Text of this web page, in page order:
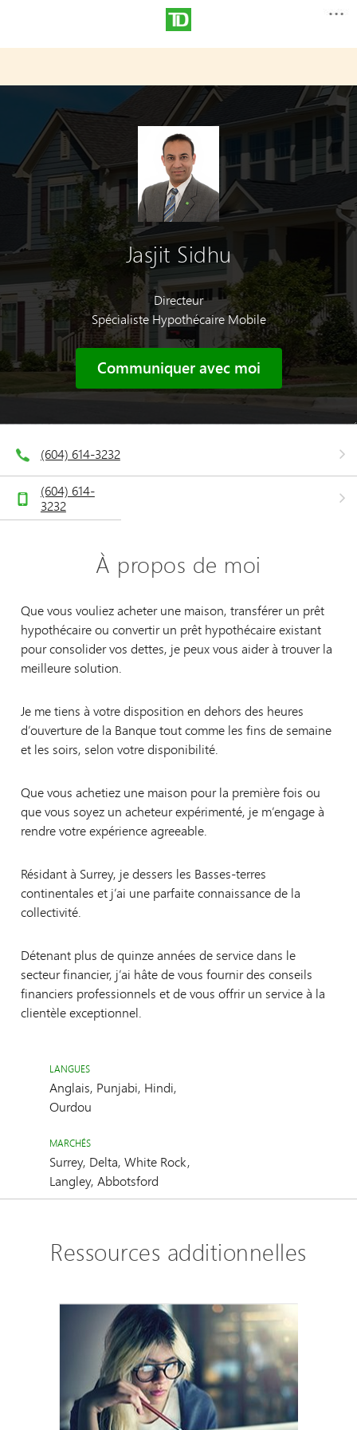
Jasjit Sidhu
Directeur
Spécialiste Hypothécaire Mobile
Communiquer avec moi
(604) 614-3232
(604) 614-
3232
À propos de moi
Que vous vouliez acheter une maison, transférer un prêt
hypothécaire ou convertir un prêt hypothécaire existant
pour consolider vos dettes, je peux vous aider à trouver la
meilleure solution.
Je me tiens à votre disposition en dehors des heures
d’ouverture de la Banque tout comme les fins de semaine
et les soirs, selon votre disponibilité.
Que vous achetiez une maison pour la première fois ou
que vous soyez un acheteur expérimenté, je m’engage à
rendre votre expérience agreeable.
Résidant à Surrey, je dessers les Basses-terres
continentales et j’ai une parfaite connaissance de la
collectivité.
Détenant plus de quinze années de service dans le
secteur financier, j’ai hâte de vous fournir des conseils
financiers professionnels et de vous offrir un service à la
clientèle exceptionnel.
LANGUES
Anglais, Punjabi, Hindi,
Ourdou
MARCHÉS
Surrey, Delta, White Rock,
Langley, Abbotsford
Ressources additionnelles